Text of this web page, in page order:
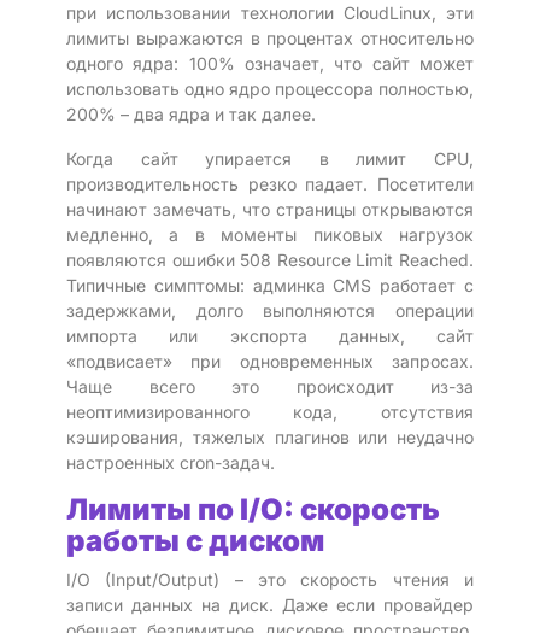
при использовании технологии CloudLinux, эти
лимиты выражаются в процентах относительно
одного ядра: 100% означает, что сайт может
использовать одно ядро процессора полностью,
200% – два ядра и так далее.
Когда сайт упирается в лимит CPU,
производительность резко падает. Посетители
начинают замечать, что страницы открываются
медленно, а в моменты пиковых нагрузок
появляются ошибки 508 Resource Limit Reached.
Типичные симптомы: админка CMS работает с
задержками, долго выполняются операции
импорта или экспорта данных, сайт
«подвисает» при одновременных запросах.
Чаще всего это происходит из-за
неоптимизированного кода, отсутствия
кэширования, тяжелых плагинов или неудачно
настроенных cron-задач.
Лимиты по I/O: скорость
работы с диском
I/O (Input/Output) – это скорость чтения и
записи данных на диск. Даже если провайдер